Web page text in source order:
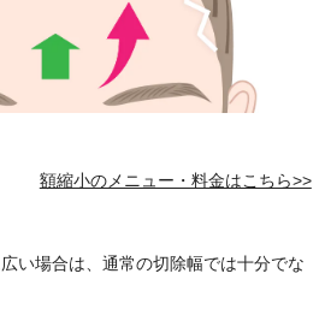
額縮小のメニュー・料金はこちら>>
い場合は、通常の切除幅では十分でな